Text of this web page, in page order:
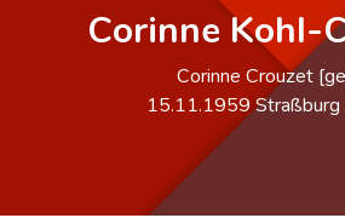
Forschungsgruppe
Corinne Kohl-
Corinne Crouzet
15.11.1959Straßburg